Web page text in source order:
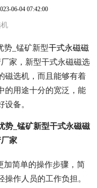
06-04 07:42:00
势_锰矿新型干式永磁磁
家， 新型干式永磁磁选
磁选机，而且能够有着
的用途十分的宽泛，能
备。
势_锰矿新型干式永磁磁
家
加简单的操作步骤，简
作人员的工作负担。